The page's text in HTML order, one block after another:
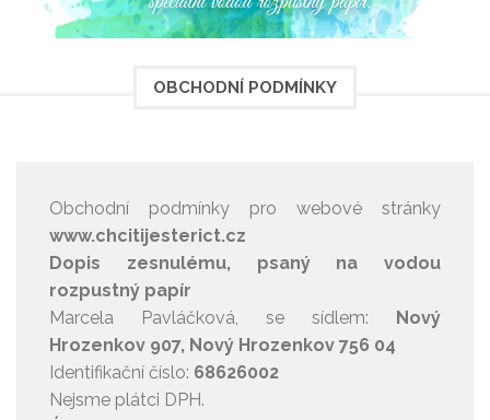
OBCHODNÍ PODMÍNKY
Obchodní podmínky pro webové stránky
www.chcitijesterict.cz
Dopis zesnulému, psaný na vodou
rozpustný papír
Marcela Pavláčková, se sídlem: Nový
Hrozenkov 907, Nový Hrozenkov 756 04
Identifikační číslo: 68626002
Nejsme plátci DPH.